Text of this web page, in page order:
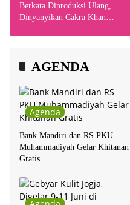
Berkata Diproduksi Ulang,
Dinyanyikan Cakra Khan
AGENDA
Agenda
Bank Mandiri dan RS PKU
Muhammadiyah Gelar Khitanan
Gratis